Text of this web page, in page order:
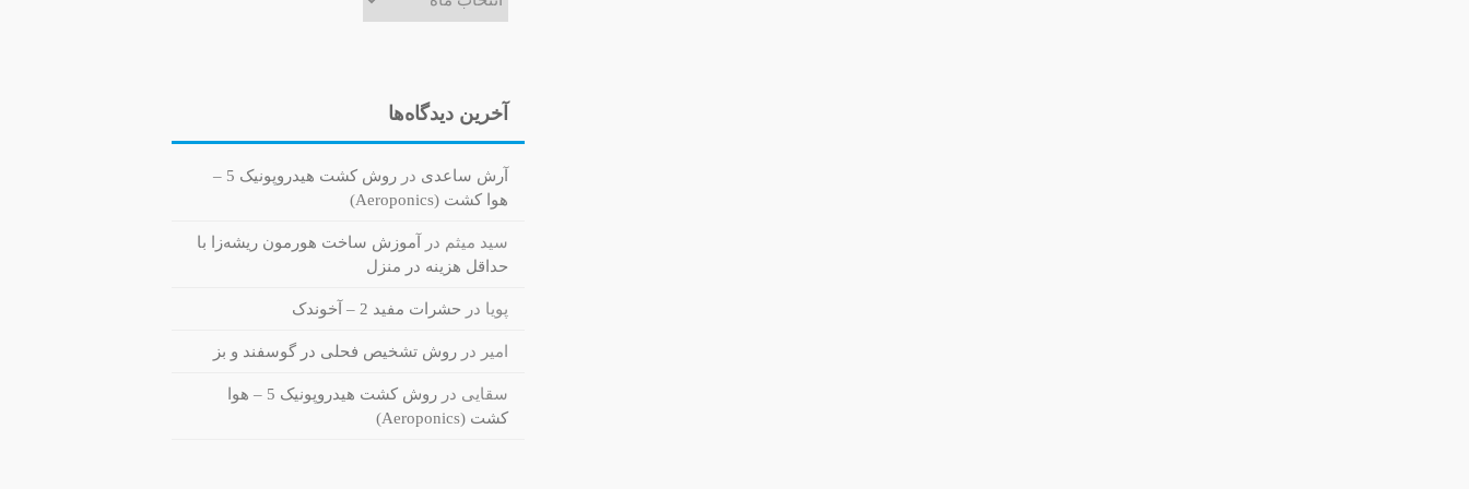
آخرین دیدگاه‌ها
آرش ساعدی در
روش کشت هیدروپونیک 5 –
هوا کشت (Aeroponics)
سید میثم در
آموزش ساخت هورمون ریشه‌زا با
حداقل هزینه در منزل
پویا در حشرات مفید 2 – آخوندک
امیر در روش تشخیص فحلی در گوسفند و بز
سقایی در
روش کشت هیدروپونیک 5 – هوا
کشت (Aeroponics)